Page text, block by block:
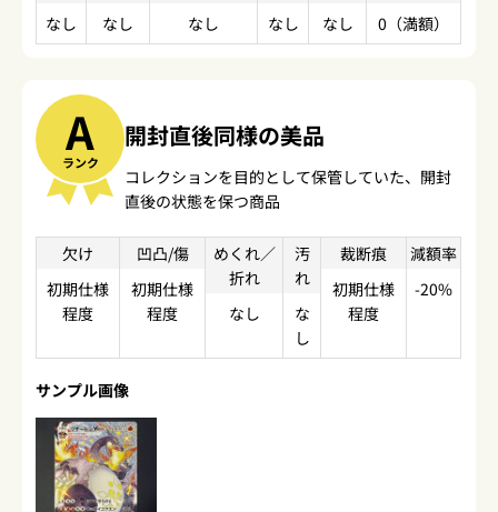
なし
なし
なし
なし
なし
0（満額）
A
ランク
開封直後同様の美品
コレクションを目的として保管していた、開封
直後の状態を保つ商品
欠け
初期仕様
程度
凹凸/傷
初期仕様
程度
めくれ／
折れ
なし
汚
れ
な
し
裁断痕
初期仕様
程度
減額率
-20%
サンプル画像